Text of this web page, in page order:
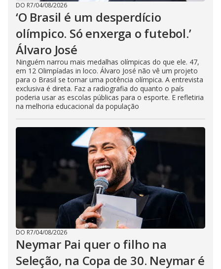
DO R7/04/08/2026
‘O Brasil é um desperdício
olímpico. Só enxerga o futebol.’
Álvaro José
Ninguém narrou mais medalhas olímpicas do que ele. 47,
em 12 Olimpíadas in loco. Álvaro José não vê um projeto
para o Brasil se tornar uma potência olímpica. A entrevista
exclusiva é direta. Faz a radiografia do quanto o país
poderia usar as escolas públicas para o esporte. E refletiria
na melhoria educacional da população
DO R7/04/08/2026
Neymar Pai quer o filho na
Seleção, na Copa de 30. Neymar é